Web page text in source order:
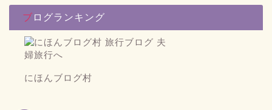
ブログランキング
にほんブログ村